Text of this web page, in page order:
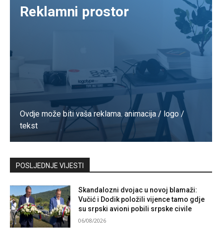
Reklamni prostor
Ovdje može biti vaša reklama. animacija / logo /
tekst
Kontaktirajte nas
POSLJEDNJE VIJESTI
Skandalozni dvojac u novoj blamaži:
Vučić i Dodik položili vijence tamo gdje
su srpski avioni pobili srpske civile
06/08/2026